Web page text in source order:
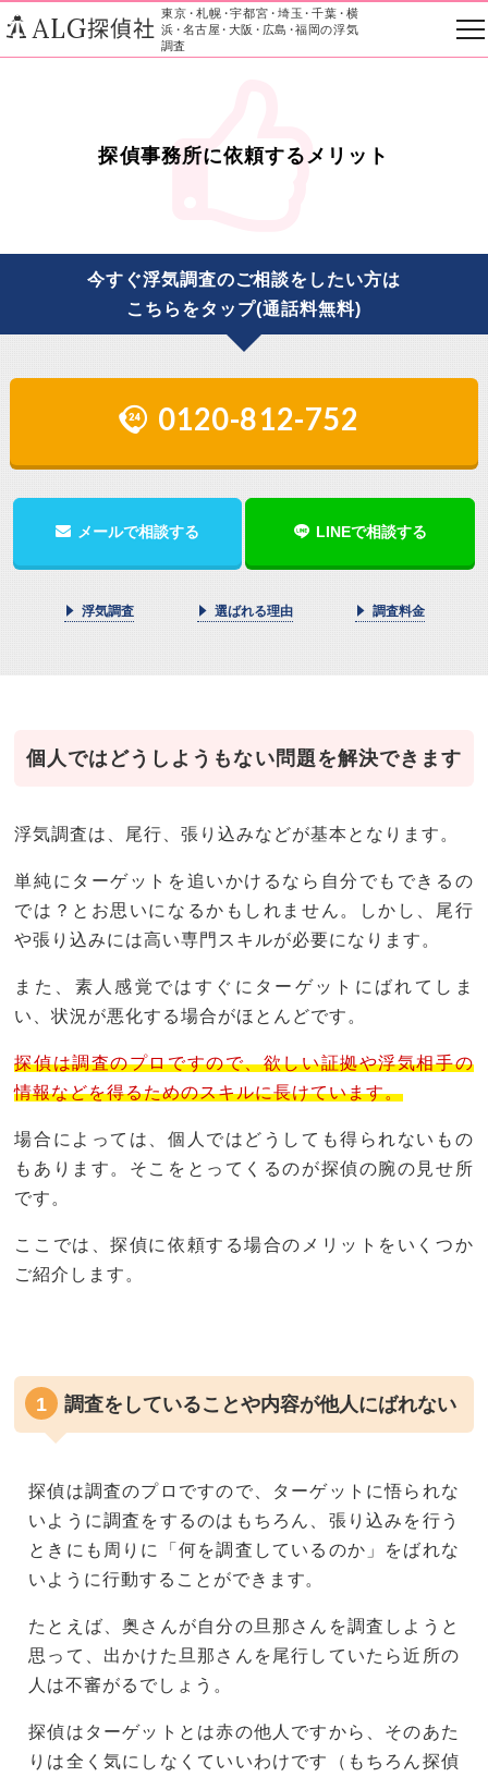
東京・札幌・宇都宮・埼玉・千葉・横
浜・名古屋・大阪 ・広島・福岡の浮気
調査
ALG探偵社
探偵事務所に依頼するメリット
今すぐ浮気調査のご相談をしたい方は
こちらをタップ(通話料無料)
0120-812-752
メールで相談する LINEで相談する
浮気調査 選ばれる理由 調査料金
個人ではどうしようもない問題を解決できます
浮気調査は、尾行、張り込みなどが基本となります。
単純にターゲットを追いかけるなら自分でもできるの
では？とお思いになるかもしれません。しかし、尾行
や張り込みには高い専門スキルが必要になります。
また、素人感覚ではすぐにターゲットにばれてしま
い、状況が悪化する場合がほとんどです。
探偵は調査のプロですので、欲しい証拠や浮気相手の
情報などを得るためのスキルに長けています。
場合によっては、個人ではどうしても得られないもの
もあります。そこをとってくるのが探偵の腕の見せ所
です。
ここでは、探偵に依頼する場合のメリットをいくつか
ご紹介します。
調査をしていることや内容が他人にばれない
探偵は調査のプロですので、ターゲットに悟られな
いように調査をするのはもちろん、張り込みを行う
ときにも周りに「何を調査しているのか」をばれな
いように行動することができます。
たとえば、奥さんが自分の旦那さんを調査しようと
思って、出かけた旦那さんを尾行していたら近所の
人は不審がるでしょう。
探偵はターゲットとは赤の他人ですから、そのあた
りは全く気にしなくていいわけです（もちろん探偵